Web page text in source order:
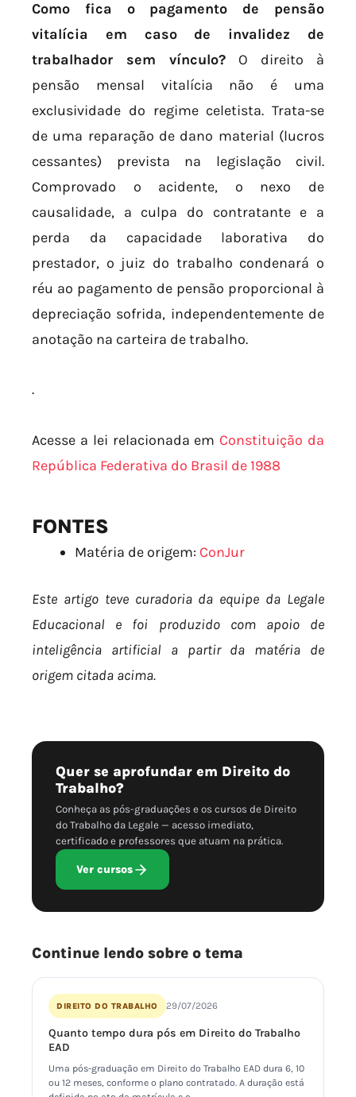
Como fica o pagamento de pensão
vitalícia em caso de invalidez de
trabalhador sem vínculo? O direito à
pensão mensal vitalícia não é uma
exclusividade do regime celetista. Trata-se
de uma reparação de dano material (lucros
cessantes) prevista na legislação civil.
Comprovado o acidente, o nexo de
causalidade, a culpa do contratante e a
perda da capacidade laborativa do
prestador, o juiz do trabalho condenará o
réu ao pagamento de pensão proporcional à
depreciação sofrida, independentemente de
anotação na carteira de trabalho.
.
Acesse a lei relacionada em Constituição da
República Federativa do Brasil de 1988
FONTES
Matéria de origem: ConJur
Este artigo teve curadoria da equipe da Legale
Educacional e foi produzido com apoio de
inteligência artificial a partir da matéria de
origem citada acima.
Quer se aprofundar em Direito do
Trabalho?
Conheça as pós-graduações e os cursos de Direito
do Trabalho da Legale — acesso imediato,
certificado e professores que atuam na prática.
Ver cursos
Continue lendo sobre o tema
DIREITO DO TRABALHO 29/07/2026
Quanto tempo dura pós em Direito do Trabalho
EAD
Uma pós-graduação em Direito do Trabalho EAD dura 6, 10
ou 12 meses, conforme o plano contratado. A duração está